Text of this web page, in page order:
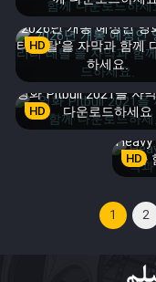
2026년 개봉 예정인 영
티 레탈'을 자막과 함께
하세요.
HD
영화 Pitbull 2021을 자
다운로드하세요
HD
과
HD
1 2